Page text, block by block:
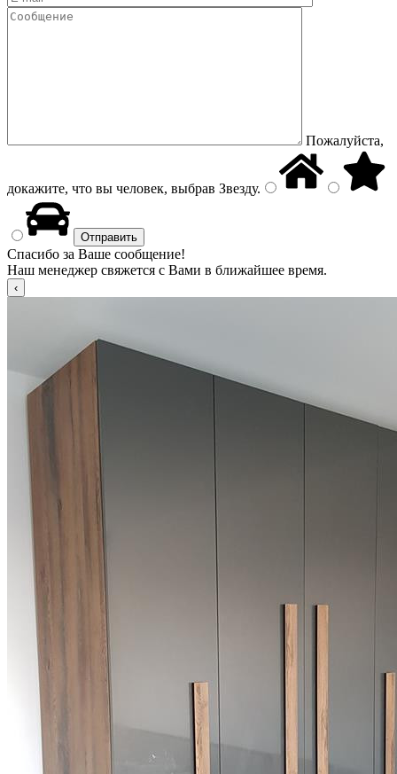
Пожалуйста,
докажите, что вы человек, выбрав Звезду.
Спасибо за Ваше сообщение!
Наш менеджер свяжется с Вами в ближайшее время.